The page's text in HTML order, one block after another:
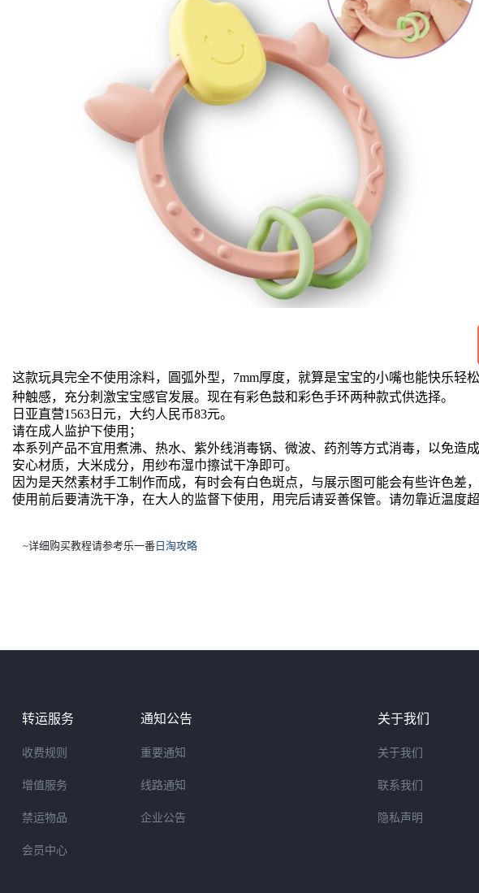
这款玩具完全不使用涂料，圓弧外型，7mm厚度，就算是宝宝的小嘴也能快乐
种触感，充分刺激宝宝感官发展。现在有彩色鼓和彩色手环两种款式供选择。
日亚直营1563日元，大约人民币83元。
请在成人监护下使用；
本系列产品不宜用煮沸、热水、紫外线消毒锅、微波、药剂等方式消毒，以免造成
安心材质，大米成分，用纱布湿巾擦试干净即可。
因为是天然素材手工制作而成，有时会有白色斑点，与展示图可能会有些许色差
使用前后要清洗干净，在大人的监督下使用，用完后请妥善保管。请勿靠近温度超
~详细购买教程请参考乐一番 日淘攻略
转运服务
收费规则
增值服务
禁运物品
会员中心
通知公告
重要通知
线路通知
企业公告
关于我们
关于我们
联系我们
隐私声明